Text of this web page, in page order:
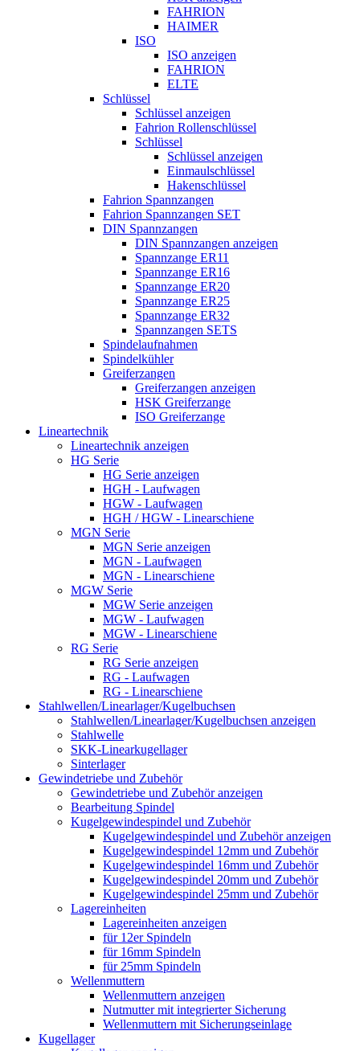
FAHRION
HAIMER
ISO
ISO anzeigen
FAHRION
ELTE
Schlüssel
Schlüssel anzeigen
Fahrion Rollenschlüssel
Schlüssel
Schlüssel anzeigen
Einmaulschlüssel
Hakenschlüssel
Fahrion Spannzangen
Fahrion Spannzangen SET
DIN Spannzangen
DIN Spannzangen anzeigen
Spannzange ER11
Spannzange ER16
Spannzange ER20
Spannzange ER25
Spannzange ER32
Spannzangen SETS
Spindelaufnahmen
Spindelkühler
Greiferzangen
Greiferzangen anzeigen
HSK Greiferzange
ISO Greiferzange
Lineartechnik
Lineartechnik anzeigen
HG Serie
HG Serie anzeigen
HGH - Laufwagen
HGW - Laufwagen
HGH / HGW - Linearschiene
MGN Serie
MGN Serie anzeigen
MGN - Laufwagen
MGN - Linearschiene
MGW Serie
MGW Serie anzeigen
MGW - Laufwagen
MGW - Linearschiene
RG Serie
RG Serie anzeigen
RG - Laufwagen
RG - Linearschiene
Stahlwellen/Linearlager/Kugelbuchsen
Stahlwellen/Linearlager/Kugelbuchsen anzeigen
Stahlwelle
SKK-Linearkugellager
Sinterlager
Gewindetriebe und Zubehör
Gewindetriebe und Zubehör anzeigen
Bearbeitung Spindel
Kugelgewindespindel und Zubehör
Kugelgewindespindel und Zubehör anzeigen
Kugelgewindespindel 12mm und Zubehör
Kugelgewindespindel 16mm und Zubehör
Kugelgewindespindel 20mm und Zubehör
Kugelgewindespindel 25mm und Zubehör
Lagereinheiten
Lagereinheiten anzeigen
für 12er Spindeln
für 16mm Spindeln
für 25mm Spindeln
Wellenmuttern
Wellenmuttern anzeigen
Nutmutter mit integrierter Sicherung
Wellenmuttern mit Sicherungseinlage
Kugellager